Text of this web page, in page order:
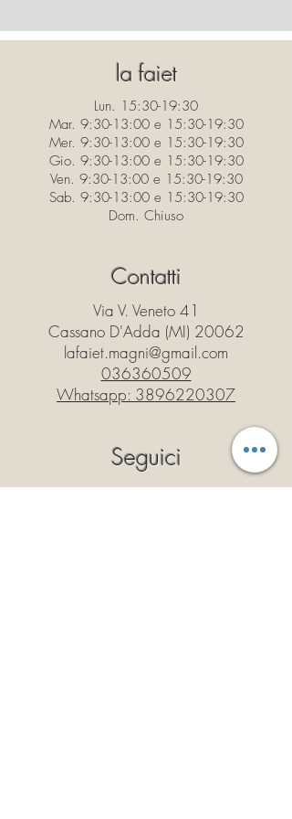
Trattamento idrorepellente
la faiet
Lun. 15:30-19:30
Mar. 9:30-13:00 e 15:30-19:30
Mer. 9:30-13:00 e 15:30-19:30
Gio. 9:30-13:00 e 15:30-19:30
Ven. 9:30-13:00 e 15:30-19:30
Sab. 9:30-13:00 e 15:30-19:30
Dom. Chiuso
Contatti
Via V. Veneto 41
Cassano D'Adda (MI) 20062
lafaiet.magni@gmail.com
036360509
Whatsapp: 3896220307
Seguici